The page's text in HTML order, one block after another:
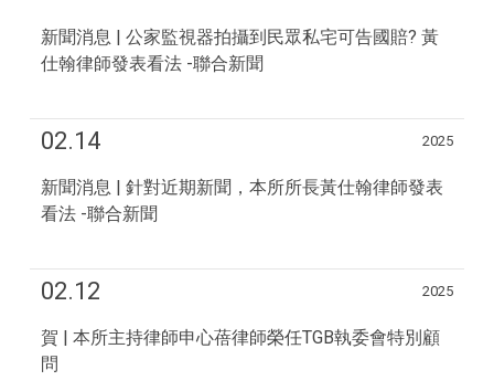
新聞消息 | 公家監視器拍攝到民眾私宅可告國賠? 黃
仕翰律師發表看法 -聯合新聞
02.14 2025
新聞消息 | 針對近期新聞，本所所長黃仕翰律師發表
看法 -聯合新聞
02.12 2025
賀 | 本所主持律師申心蓓律師榮任TGB執委會特別顧
問